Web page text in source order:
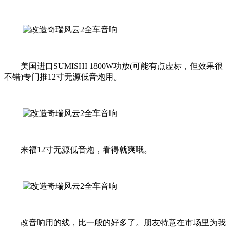
美国进口SUMISHI 1800W功放(可能有点虚标，但效果很
不错)专门推12寸无源低音炮用。
来福12寸无源低音炮，看得就爽哦。
改音响用的线，比一般的好多了。朋友特意在市场里为我